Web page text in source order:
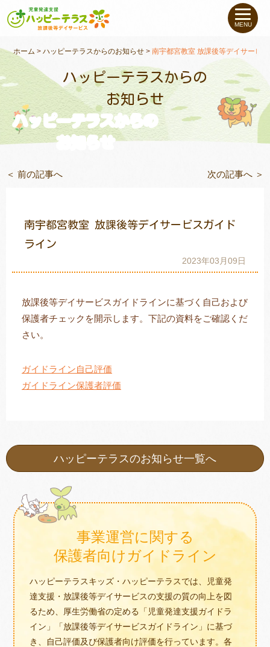
私たちについて
未就学のお子さま（０〜６才）
小学生〜高校生の お子さま
支援事例
トレキング DIDIM
MENU
ホーム >ハッピーテラスからのお知らせ >南宇都宮教室 放課後等デイサービ
ハッピーテラスからの
お知らせ
ハッピーテラスからの
お知らせ
＜ 前の記事へ 次の記事へ ＞
南宇都宮教室 放課後等デイサービスガイド
ライン
2023年03月09日
放課後等デイサービスガイドラインに基づく自己および
保護者チェックを開示します。下記の資料をご確認くだ
さい。
ガイドライン自己評価
ガイドライン保護者評価
ハッピーテラスのお知らせ一覧へ
事業運営に関する
保護者向けガイドライン
ハッピーテラスキッズ・ハッピーテラスでは、児童発
達支援・放課後等デイサービスの支援の質の向上を図
るため、厚生労働省の定める「児童発達支援ガイドラ
イン」「放課後等デイサービスガイドライン」に基づ
き、自己評価及び保護者向け評価を行っています。各